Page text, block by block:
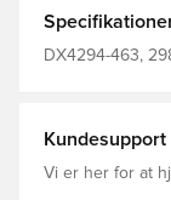
DX4294-463,
Kundesupport
Vi er her for at